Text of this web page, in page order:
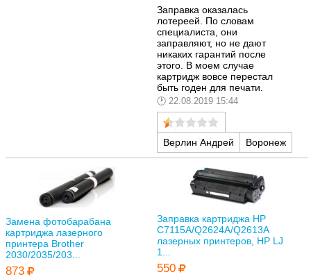
Заправка оказалась
лотереей. По словам
специалиста, они
заправляют, но не дают
никаких гарантий после
этого. В моем случае
картридж вовсе перестал
быть годен для печати.
22.08.2019 15:44
Верлин Андрей Воронеж
Замена фотобарабана
картриджа лазерного
принтера Brother
2030/2035/203...
873
Заправка картриджа HP
C7115A/Q2624A/Q2613A
лазерных принтеров, HP LJ
1...
550